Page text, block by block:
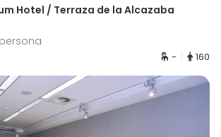
Hotel / Terraza de la Alcazaba
- 160